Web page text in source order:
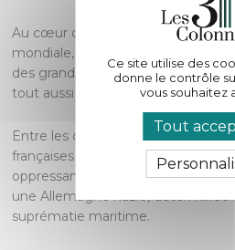
Au cœur d’un tournant décisif de
mondiale, Opération anguille nous
des grands champs de bataille, là
tout aussi cruciaux pour la
Entre les couloirs du War Office,
françaises libres à Londres et des
oppressants, les protagonistes
une Allemagne nazie, déterminée
suprématie maritime.
Ce site utilise des
donne le contrôle
vous souhaitez
Tout